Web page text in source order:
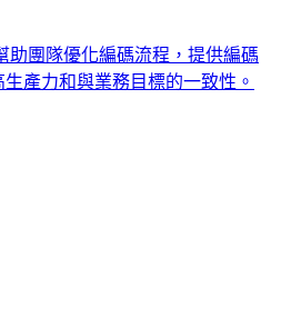
助團隊優化編碼流程，提供編碼
產力和與業務目標的一致性。